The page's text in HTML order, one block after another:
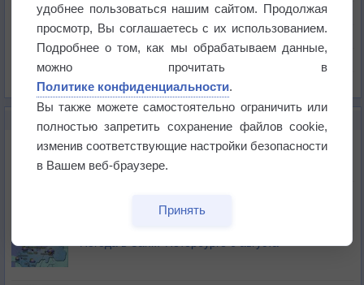
Давление
Осадки
Список всех карт
Погода в Екатеринбурге 6 августа
Погода в Санкт-Петербурге 6 августа
удобнее пользоваться нашим сайтом. Продолжая
просмотр, Вы соглашаетесь с их использованием.
Подробнее о том, как мы обрабатываем данные,
можно прочитать в
Политике конфиденциальности.
Вы также можете самостоятельно ограничить или
полностью запретить сохранение файлов cookie,
изменив соответствующие настройки безопасности
в Вашем веб-браузере.
Принять